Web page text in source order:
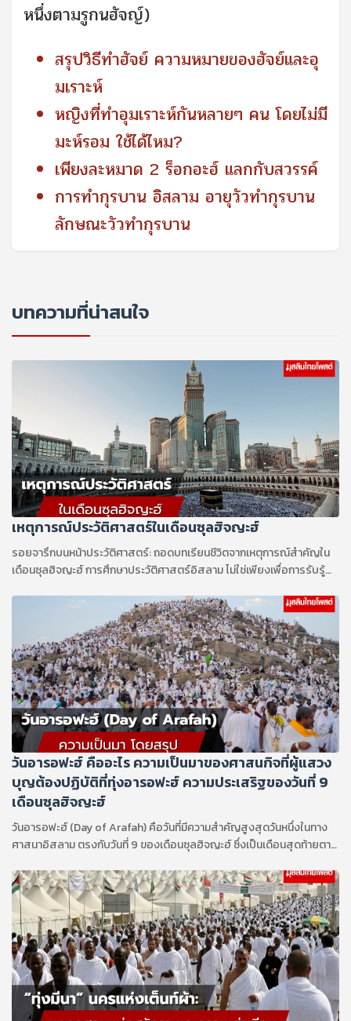
หนึ่งตามรูกนฮัจญ์)
สรุปวิธีทำฮัจย์ ความหมายของฮัจย์และอุ
มเราะห์
หญิงที่ทำอุมเราะห์กันหลายๆ คน โดยไม่มี
มะห์รอม ใช้ได้ไหม?
เพียงละหมาด 2 ร็อกอะฮ์ แลกกับสวรรค์
การทํากุรบาน อิสลาม อายุวัวทำกุรบาน
ลักษณะวัวทำกุรบาน
บทความที่น่าสนใจ
เหตุการณ์ประวัติศาสตร์ในเดือนซุลฮิจญะฮ์
รอยจารึกบนหน้าประวัติศาสตร์: ถอดบทเรียนชีวิตจากเหตุการณ์สำคัญใน
เดือนซุลฮิจญะฮ์ การศึกษาประวัติศาสตร์อิสลาม ไม่ใช่เพียงเพื่อการรับรู้
ทดสอบ และสัจธรรมที่พระองค์อัลลอฮ์ (ซ.บ.) ทรงต้องการให้คนรุ่นหลังได้
ขบคิด ในบรรดาเดือนทั้งหลาย เดือนซุลฮิจญะฮ์ คือเดือนที่มีเหตุการณ์พลิก
ผันและสร้างรากฐานสำคัญให้แก่อิสลามอย่างลึกซึ้ง
วันอารอฟะฮ์ คืออะไร ความเป็นมาของศาสนกิจที่ผู้แสวง
บุญต้องปฏิบัติที่ทุ่งอารอฟะฮ์ ความประเสริฐของวันที่ 9
เดือนซุลฮิจญะฮ์
วันอารอฟะฮ์ (Day of Arafah) คือวันที่มีความสำคัญสูงสุดวันหนึ่งในทาง
ศาสนาอิสลาม ตรงกับวันที่ 9 ของเดือนซุลฮิจญะฮ์ ซึ่งเป็นเดือนสุดท้ายตาม
ของพิธีฮัจญ์ที่ผู้แสวงบุญทุกคนจะมารวมตัวกัน ณ ทุ่งอารอฟะฮ์